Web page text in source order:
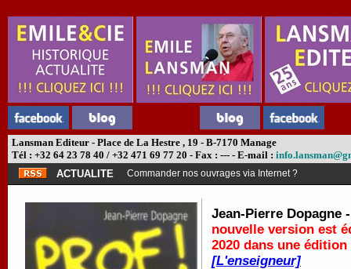
Lansman Editeur - Place de La Hestre , 19 - B-7170 Manage
Tél : +32 64 23 78 40 / +32 471 69 77 20 - Fax : --- - E-mail :
ACTUALITE
Commander nos ouvrages via Internet ?
Jean-Pierre Dopagne
nouvelle version est
2020 dans une
[L'enseigneur]